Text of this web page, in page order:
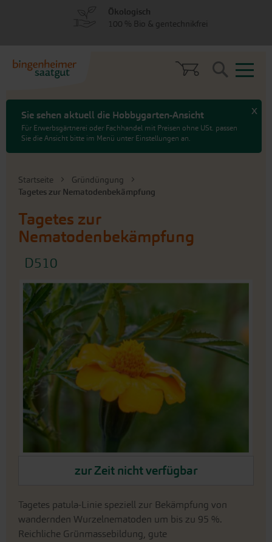
Sie sehen aktuell die Hobbygarten-Ansicht
Für Erwerbsgärtnerei oder Fachhandel mit Preisen ohne USt. passen
Sie die Ansicht bitte im Menü unter Einstellungen an.
x
Search
Startseite
Gründüngung
Tagetes zur Nematodenbekämpfung
Tagetes zur
Nematodenbekämpfung
D510
zur Zeit nicht verfügbar
An
das
Ende
Bildergalerie
Bildergalerie
springen
Tagetes patula-Linie speziell zur Bekämpfung von
wandernden Wurzelnematoden um bis zu 95 %.
Reichliche Grünmassebildung, gute
Ökologisch
100 % Bio & gentechnikfrei